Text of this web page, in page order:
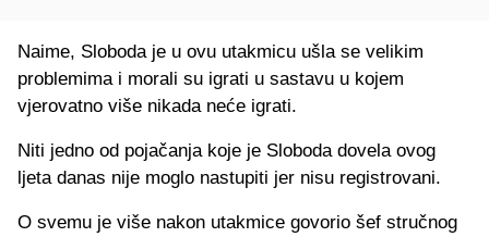
Naime, Sloboda je u ovu utakmicu ušla se velikim
problemima i morali su igrati u sastavu u kojem
vjerovatno više nikada neće igrati.
Niti jedno od pojačanja koje je Sloboda dovela ovog
ljeta danas nije moglo nastupiti jer nisu registrovani.
O svemu je više nakon utakmice govorio šef stručnog